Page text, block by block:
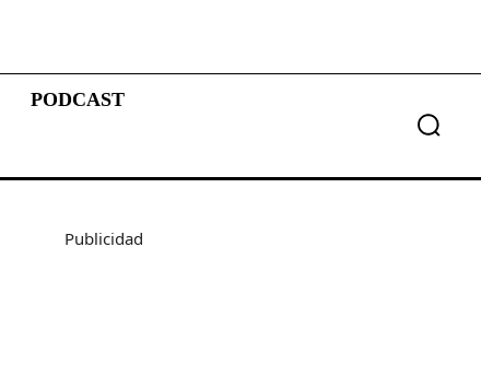
PODCAST
Publicidad